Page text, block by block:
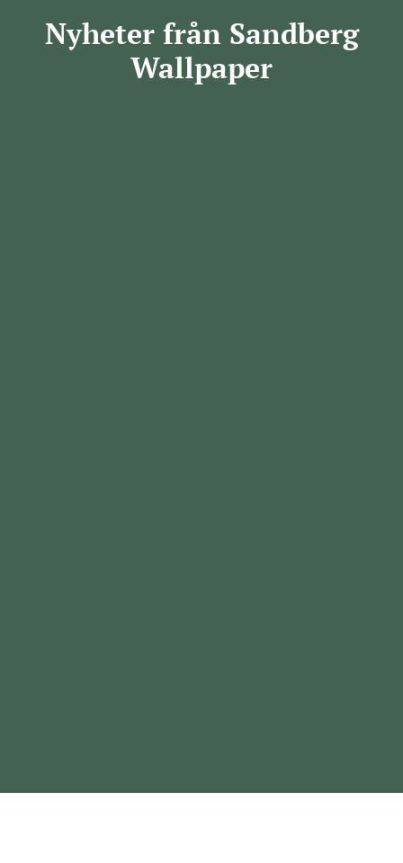
Nyheter från Sandberg
Wallpaper